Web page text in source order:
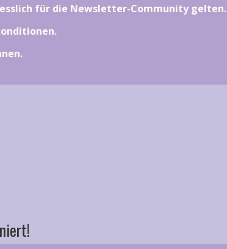
für die Newsletter-Community gelten.